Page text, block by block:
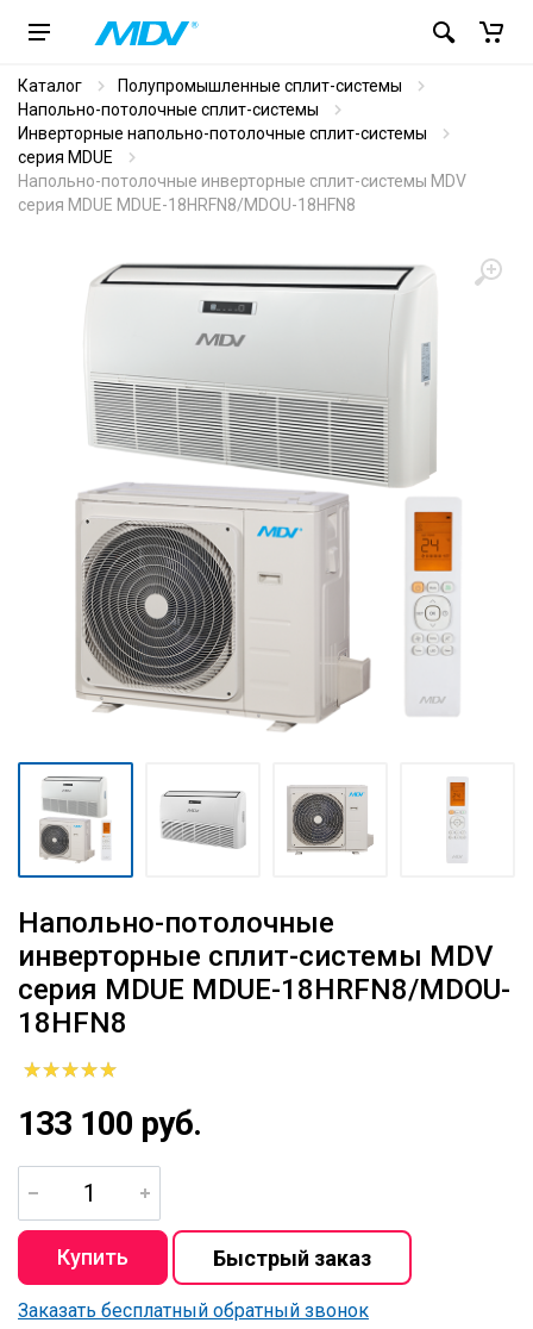
Каталог
Полупромышленные сплит-системы
Напольно-потолочные сплит-системы
Инверторные напольно-потолочные сплит-системы
серия MDUE
Напольно-потолочные инверторные сплит-системы MDV
серия MDUE MDUE-18HRFN8/MDOU-18HFN8
Напольно-потолочные
инверторные сплит-системы MDV
серия MDUE MDUE-18HRFN8/MDOU-
18HFN8
133 100 руб.
Заказать бесплатный обратный звонок